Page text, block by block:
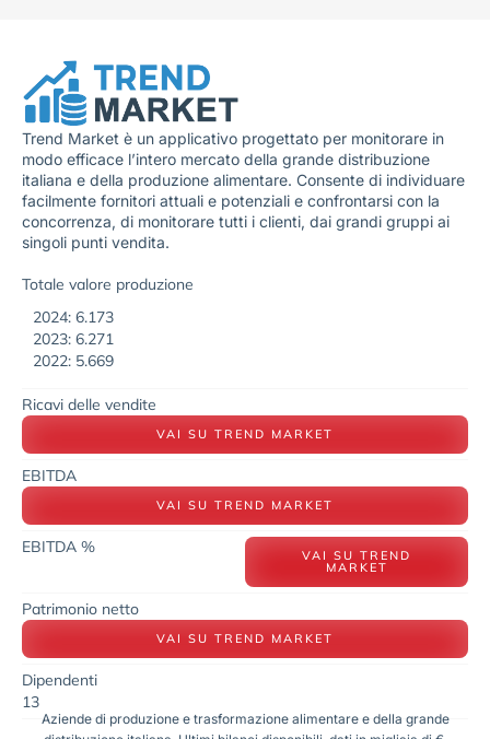
Trend Market è un applicativo progettato per monitorare in
modo efficace l’intero mercato della grande distribuzione
italiana e della produzione alimentare. Consente di individuare
facilmente fornitori attuali e potenziali e confrontarsi con la
concorrenza, di monitorare tutti i clienti, dai grandi gruppi ai
singoli punti vendita.
Totale valore produzione
2024: 6.173
2023: 6.271
2022: 5.669
Ricavi delle vendite
VAI SU TREND MARKET
EBITDA
VAI SU TREND MARKET
EBITDA % VAI SU TREND
MARKET
Patrimonio netto
VAI SU TREND MARKET
Dipendenti
13
Aziende di produzione e trasformazione alimentare e della grande